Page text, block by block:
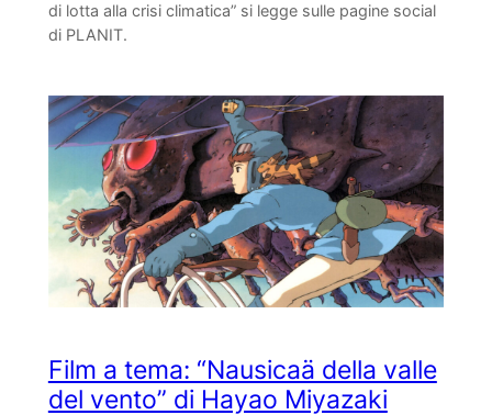
di lotta alla crisi climatica” si legge sulle pagine social
di PLANIT.
Film a tema: “Nausicaä della valle
del vento” di Hayao Miyazaki